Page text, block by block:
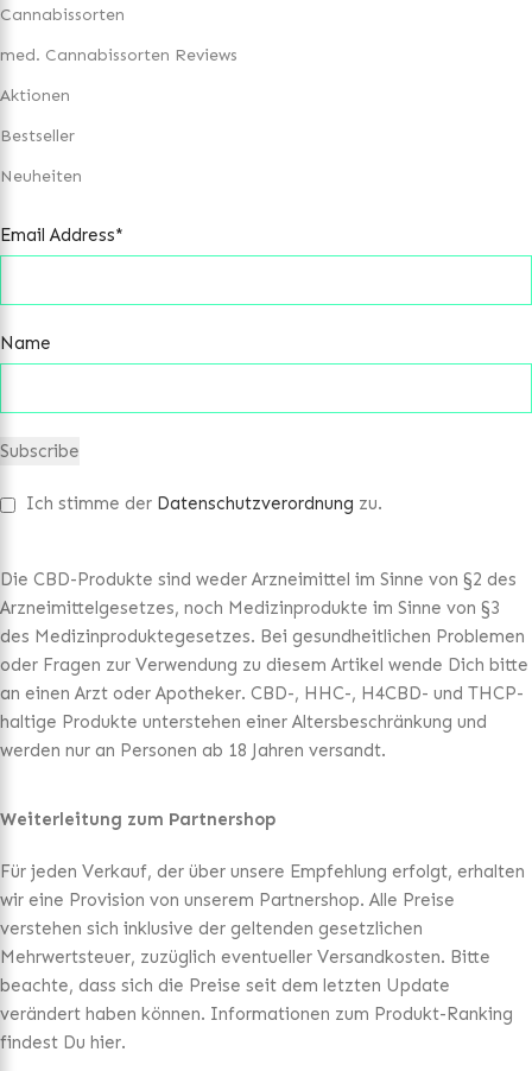
Cannabissorten
med. Cannabissorten Reviews
Aktionen
Bestseller
Neuheiten
Email Address*
Name
Ich stimme der Datenschutzverordnung zu.
Die CBD-Produkte sind weder Arzneimittel im Sinne von §2 des
Arzneimittelgesetzes, noch Medizinprodukte im Sinne von §3
des Medizinproduktegesetzes. Bei gesundheitlichen Problemen
oder Fragen zur Verwendung zu diesem Artikel wende Dich bitte
an einen Arzt oder Apotheker. CBD-, HHC-, H4CBD- und THCP-
haltige Produkte unterstehen einer Altersbeschränkung und
werden nur an Personen ab 18 Jahren versandt.
Weiterleitung zum Partnershop
Für jeden Verkauf, der über unsere Empfehlung erfolgt, erhalten
wir eine Provision von unserem Partnershop. Alle Preise
verstehen sich inklusive der geltenden gesetzlichen
Mehrwertsteuer, zuzüglich eventueller Versandkosten. Bitte
beachte, dass sich die Preise seit dem letzten Update
verändert haben können. Informationen zum Produkt-Ranking
findest Du hier.